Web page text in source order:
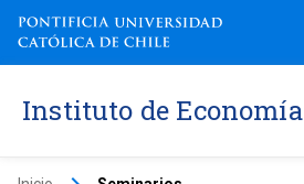
Instituto de Economía